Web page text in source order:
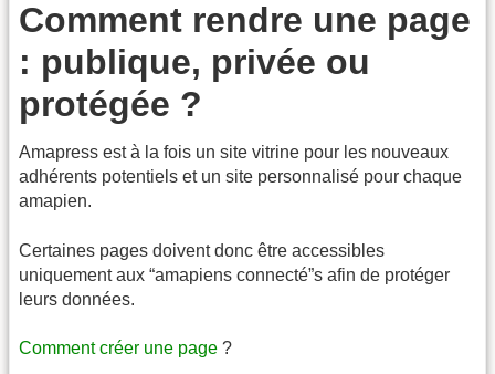
Comment rendre une page
: publique, privée ou
protégée ?
Amapress est à la fois un site vitrine pour les nouveaux
adhérents potentiels et un site personnalisé pour chaque
amapien.
Certaines pages doivent donc être accessibles
uniquement aux “amapiens connecté”s afin de protéger
leurs données.
Comment créer une page ?